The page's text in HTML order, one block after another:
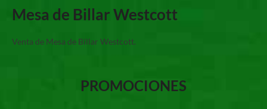
Mesa de Billar Westcott
Venta de Mesa de Billar Westcott.
PROMOCIONES